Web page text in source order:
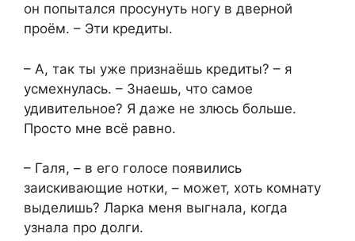
он попытался просунуть ногу в дверной
проём. – Эти кредиты.
– А, так ты уже признаёшь кредиты? – я
усмехнулась. – Знаешь, что самое
удивительное? Я даже не злюсь больше.
Просто мне всё равно.
– Галя, – в его голосе появились
заискивающие нотки, – может, хоть комнату
выделишь? Ларка меня выгнала, когда
узнала про долги.